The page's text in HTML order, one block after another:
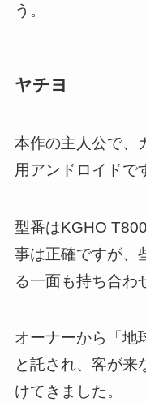
う。
ヤチヨ
本作の主人公で、
用アンドロイドで
型番はKGHO
事は正確ですが、
る一面も持ち合わ
オーナーから「地
と託され、客が来
けてきました。